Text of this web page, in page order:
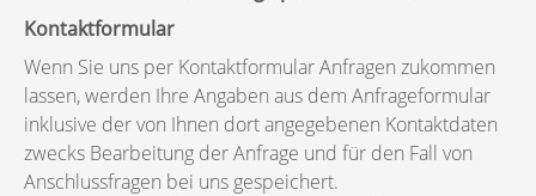
Kontaktformular
Wenn Sie uns per Kontaktformular Anfragen zukommen
lassen, werden Ihre Angaben aus dem Anfrageformular
inklusive der von Ihnen dort angegebenen Kontaktdaten
zwecks Bearbeitung der Anfrage und für den Fall von
Anschlussfragen bei uns gespeichert.